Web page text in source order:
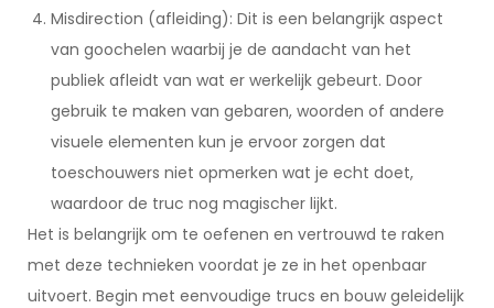
Misdirection (afleiding): Dit is een belangrijk aspect
van goochelen waarbij je de aandacht van het
publiek afleidt van wat er werkelijk gebeurt. Door
gebruik te maken van gebaren, woorden of andere
visuele elementen kun je ervoor zorgen dat
toeschouwers niet opmerken wat je echt doet,
waardoor de truc nog magischer lijkt.
Het is belangrijk om te oefenen en vertrouwd te raken
met deze technieken voordat je ze in het openbaar
uitvoert. Begin met eenvoudige trucs en bouw geleidelijk